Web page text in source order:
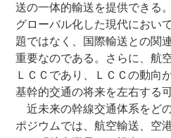
送の一体的輸送を提供できる。
グローバル化した現代におい
題ではなく、国際輸送との関
重要なのである。さらに、航
ＬＣＣであり、ＬＣＣの動向
基幹的交通の将来を左右する
近未来の幹線交通体系をど
ポジウムでは、航空輸送、空